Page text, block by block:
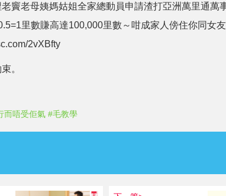
竇老母姨媽姑姐全家總動員申請渣打亞洲萬里通萬
里數賺高達100,000里數～咁成家人傍住你同女
2vXBfty
。
而唔受佢氣 #毛教學